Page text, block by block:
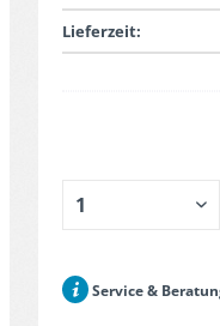
Lieferzeit:
Service &